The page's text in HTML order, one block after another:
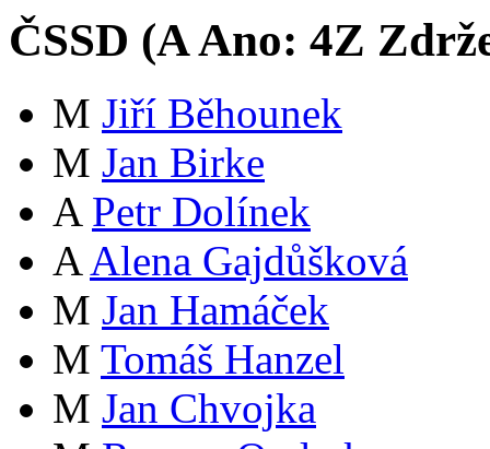
ČSSD (AAno: 4Z
M Jiří Běhounek
M Jan Birke
A Petr Dolínek
A Alena Gajdůšková
M Jan Hamáček
M Tomáš Hanzel
M Jan Chvojka